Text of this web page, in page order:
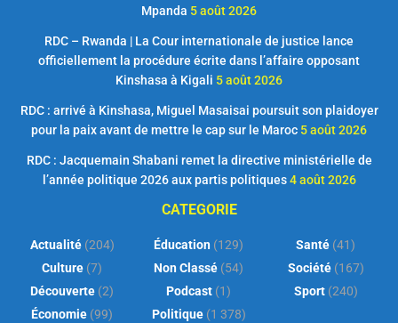
Mpanda 5 août 2026
RDC – Rwanda | La Cour internationale de justice lance
officiellement la procédure écrite dans l’affaire opposant
Kinshasa à Kigali 5 août 2026
RDC : arrivé à Kinshasa, Miguel Masaisai poursuit son plaidoyer
pour la paix avant de mettre le cap sur le Maroc 5 août 2026
RDC : Jacquemain Shabani remet la directive ministérielle de
l’année politique 2026 aux partis politiques 4 août 2026
CATEGORIE
Actualité(204)
Culture (7)
Découverte (2)
Économie (99)
Éducation (129)
Non Classé (54)
Podcast (1)
Politique(1 378)
Santé (41)
Société(167)
Sport(240)